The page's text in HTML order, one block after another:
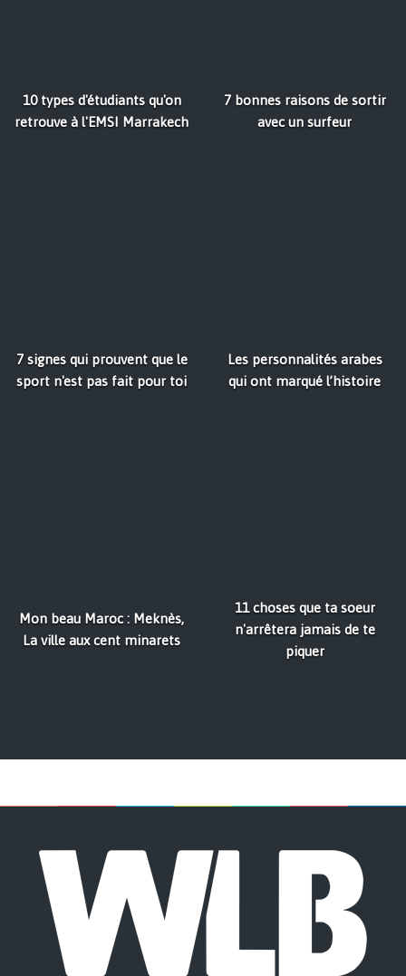
10 types d'étudiants qu'on
retrouve à l'EMSI Marrakech
7 bonnes raisons de sortir
avec un surfeur
7 signes qui prouvent que le
sport n'est pas fait pour toi
Les personnalités arabes
qui ont marqué l’histoire
Mon beau Maroc : Meknès,
La ville aux cent minarets
11 choses que ta soeur
n'arrêtera jamais de te
piquer